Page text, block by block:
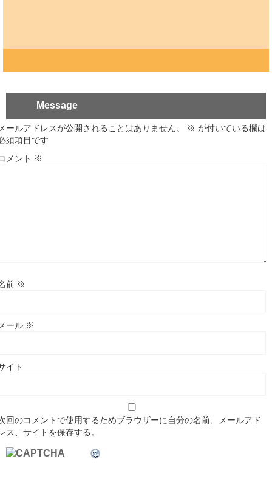
Message
ールアドレスが公開されることはありません。 ※ が付いている欄は
須項目です
メント ※
前 ※
ール ※
イト
回のコメントで使用するためブラウザーに自分の名前、メールアド
ス、サイトを保存する。